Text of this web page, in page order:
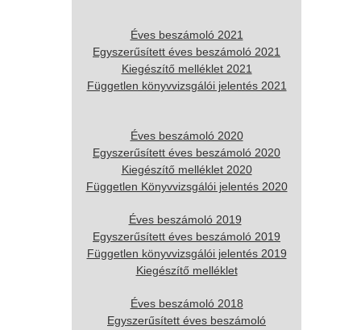
Éves beszámoló 2021
Egyszerűsített éves beszámoló 2021
Kiegészítő melléklet 2021
Független könyvvizsgálói jelentés 2021
Éves beszámoló 2020
Egyszerűsített éves beszámoló 2020
Kiegészítő melléklet 2020
Független Könyvvizsgálói jelentés 2020
Éves beszámoló 2019
Egyszerűsített éves beszámoló 2019
Független könyvvizsgálói jelentés 2019
Kiegészítő melléklet
Éves beszámoló 2018
Egyszerűsített éves beszámoló